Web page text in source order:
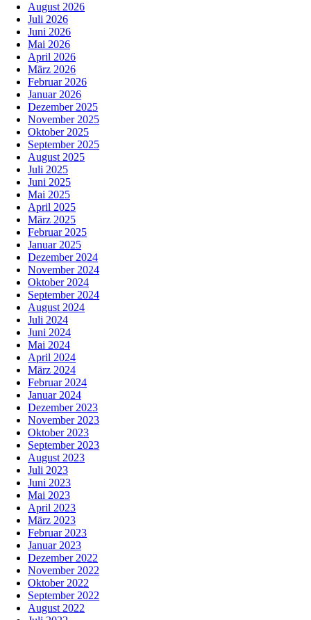
August 2026
Juli 2026
Juni 2026
Mai 2026
April 2026
März 2026
Februar 2026
Januar 2026
Dezember 2025
November 2025
Oktober 2025
September 2025
August 2025
Juli 2025
Juni 2025
Mai 2025
April 2025
März 2025
Februar 2025
Januar 2025
Dezember 2024
November 2024
Oktober 2024
September 2024
August 2024
Juli 2024
Juni 2024
Mai 2024
April 2024
März 2024
Februar 2024
Januar 2024
Dezember 2023
November 2023
Oktober 2023
September 2023
August 2023
Juli 2023
Juni 2023
Mai 2023
April 2023
März 2023
Februar 2023
Januar 2023
Dezember 2022
November 2022
Oktober 2022
September 2022
August 2022